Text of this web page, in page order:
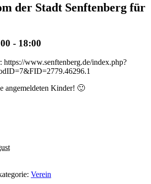
der Stadt Senftenberg für
- 18:00
www.senftenberg.de/index.php?
angemeldeten Kinder! 🙂
Verein